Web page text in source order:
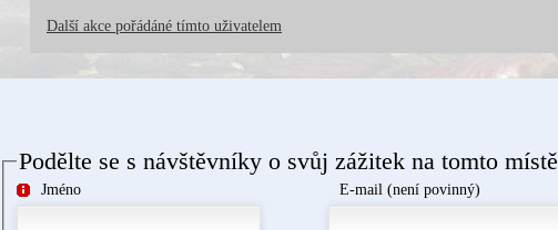
Další akce pořádáné tímto uživatelem
Podělte se s návštěvníky o svůj zážitek na tomto místě
Jméno E-mail (není povinný)